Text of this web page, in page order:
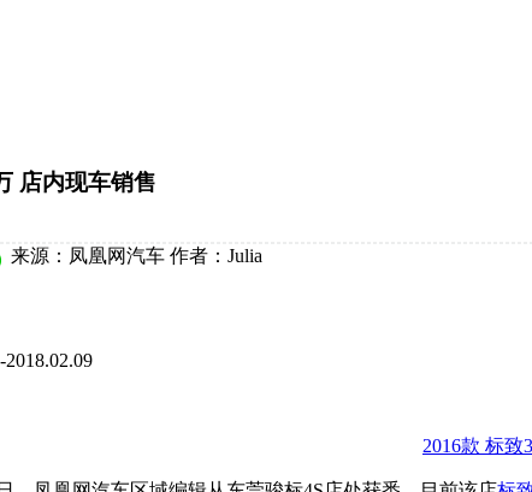
店内现车销售
来源：凤凰网汽车 作者：Julia
2016款 标致